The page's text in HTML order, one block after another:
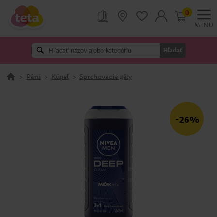
MENU
Hľadať
0
> Páni > Kúpeľ > Sprchovacie gély
-26%